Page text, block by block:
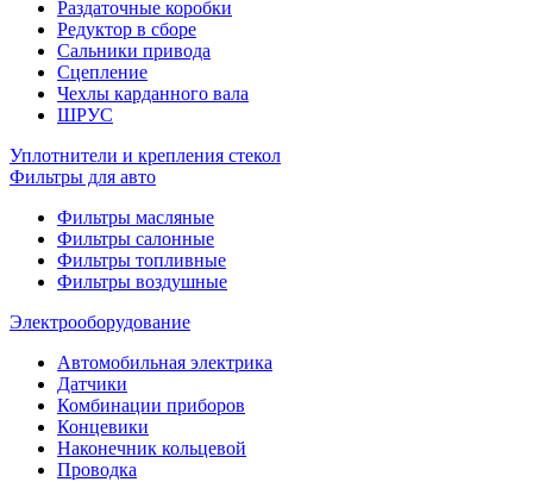
Раздаточные коробки
Редуктор в сборе
Сальники привода
Сцепление
Чехлы карданного вала
ШРУС
Уплотнители и крепления стекол
Фильтры для авто
Фильтры масляные
Фильтры салонные
Фильтры топливные
Фильтры воздушные
Электрооборудование
Автомобильная электрика
Датчики
Комбинации приборов
Концевики
Наконечник кольцевой
Проводка